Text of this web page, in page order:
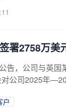
署2758万美
告，公司与英
公司2025年
户